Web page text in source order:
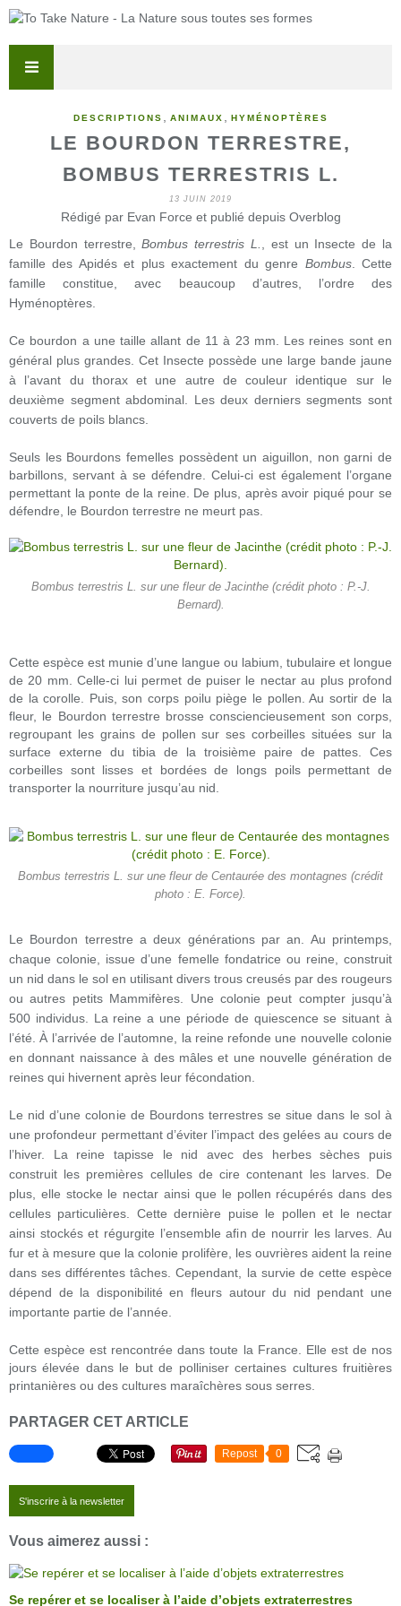
DESCRIPTIONS ANIMAUX HYMÉNOPTÈRES
LE BOURDON TERRESTRE,
BOMBUS TERRESTRIS L.
13 JUIN 2019
Rédigé par Evan Force et publié depuis Overblog
Le Bourdon terrestre,Bombus terrestris L.
, est un Insecte de la
famille des Apidés et plus exactement du genre Bombus. Cette
famille constitue, avec beaucoup d’autres, l’ordre des
Hyménoptères.
Ce bourdon a une taille allant de 11 à 23 mm. Les reines sont en
général plus grandes. Cet Insecte possède une large bande jaune
à l’avant du thorax et une autre de couleur identique sur le
deuxième segment abdominal. Les deux derniers segments sont
couverts de poils blancs.
Seuls les Bourdons femelles possèdent un aiguillon, non garni de
barbillons, servant à se défendre. Celui-ci est également l’organe
permettant la ponte de la reine. De plus, après avoir piqué pour se
défendre, le Bourdon terrestre ne meurt pas.
Bombus terrestris L. sur une fleur de Jacinthe (crédit photo : P.-J.
Bernard).
Cette espèce est munie d’une langue ou labium, tubulaire et longue
de 20 mm. Celle-ci lui permet de puiser le nectar au plus profond
de la corolle. Puis, son corps poilu piège le pollen. Au sortir de la
fleur, le Bourdon terrestre brosse consciencieusement son corps,
regroupant les grains de pollen sur ses corbeilles situées sur la
surface externe du tibia de la troisième paire de pattes. Ces
corbeilles sont lisses et bordées de longs poils permettant de
transporter la nourriture jusqu’au nid.
Bombus terrestris L. sur une fleur de Centaurée des montagnes (crédit
photo : E. Force).
Le Bourdon terrestre a deux générations par an. Au printemps,
chaque colonie, issue d’une femelle fondatrice ou reine, construit
un nid dans le sol en utilisant divers trous creusés par des rougeurs
ou autres petits Mammifères. Une colonie peut compter jusqu’à
500 individus. La reine a une période de quiescence se situant à
l’été. À l’arrivée de l’automne, la reine refonde une nouvelle colonie
en donnant naissance à des mâles et une nouvelle génération de
reines qui hivernent après leur fécondation.
Le nid d’une colonie de Bourdons terrestres se situe dans le sol à
une profondeur permettant d’éviter l’impact des gelées au cours de
l’hiver. La reine tapisse le nid avec des herbes sèches puis
construit les premières cellules de cire contenant les larves. De
plus, elle stocke le nectar ainsi que le pollen récupérés dans des
cellules particulières. Cette dernière puise le pollen et le nectar
ainsi stockés et régurgite l’ensemble afin de nourrir les larves. Au
fur et à mesure que la colonie prolifère, les ouvrières aident la reine
dans ses différentes tâches. Cependant, la survie de cette espèce
dépend de la disponibilité en fleurs autour du nid pendant une
importante partie de l’année.
Cette espèce est rencontrée dans toute la France. Elle est de nos
jours élevée dans le but de polliniser certaines cultures fruitières
printanières ou des cultures maraîchères sous serres.
PARTAGER CET ARTICLE
Repost 0
S'inscrire à la newsletter
Vous aimerez aussi :
Se repérer et se localiser à l’aide d’objets extraterrestres